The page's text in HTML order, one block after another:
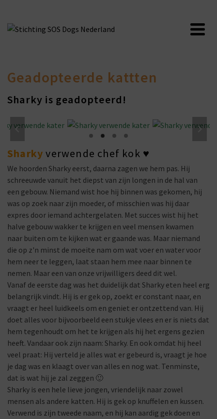
Geadopteerde kattten
Sharky is geadopteerd!
Sharkyverwende chef kok ♥
We hoorden Sharky eerst, daarna zagen we hem pas. Hij
schreeuwde vanuit het diepst van zijn longen in de hal van
een gebouw. Niemand wist hoe hij binnen was gekomen, hij
was op zoek naar zijn moeder, of misschien was hij daar
expres door iemand achtergelaten. Met succes wist hij het
halve gebouw wakker te krijgen en veel mensen kwamen
naar buiten om te kijken wat er gaande was. Maar niemand
die op z'n minst de moeite nam om wat voer en water voor
hem neer te leggen, laat staan hem mee naar binnen te
nemen. Maar een van onze vrijwilligers deed dit wel.
Vanaf de eerste dag was het duidelijk dat Sharky eten heel erg
belangrijk vindt. Hij is er gek op, zoekt er constant naar, en
vraagt er heel luidkeels om en geniet er ontzettend van. Hij
doet alles voor bijvoorbeeld een stukje vlees en er is niets dat
hem tegenhoudt om het te krijgen als hij het ergens gezien
heeft. Vandaar ook zijn naam: Sharky. En ook omdat hij heel
veel praat: Hij verteld je alles wat er gebeurd is, vraagt je hoe
je dag was en klaagt over van alles en nog wat. Tenminste,
dat is wat hij je zal zeggen 🙂
Sharky is een hele lieve jongen, vriendelijk naar zowel
mensen als andere katten. Hij is gek op knuffelen en kussen.
Verwend is zijn tweede naam, en hij kan aardig gek doen en